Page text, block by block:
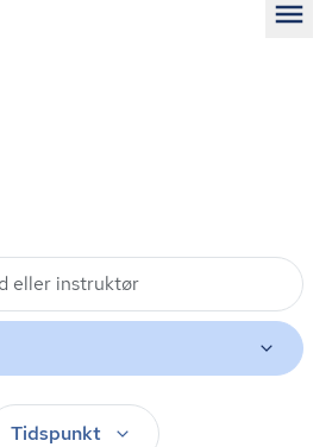
Tidspunkt